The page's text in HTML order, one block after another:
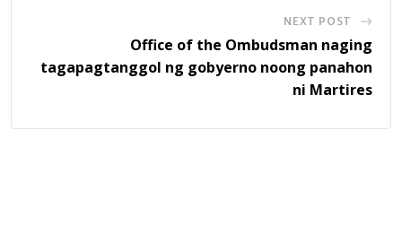
NEXT POST
Office of the Ombudsman naging
tagapagtanggol ng gobyerno noong panahon
ni Martires